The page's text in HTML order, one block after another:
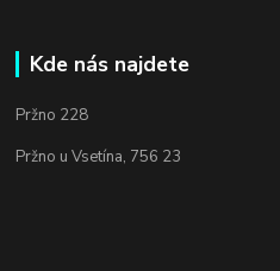
Kde nás najdete
Pržno 228
Pržno u Vsetína, 756 23